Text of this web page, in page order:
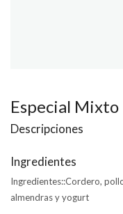
Especial Mixto
Descripciones
Ingredientes
Ingredientes::Cordero,
almendras y yogurt